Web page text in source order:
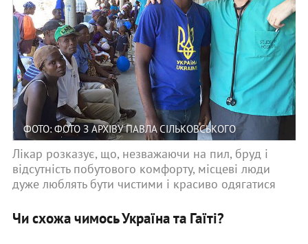
ФОТО: ФОТО З АРХІВУ ПАВЛА СІЛЬКОВСЬКОГО
Лікар розказує, що, незважаючи на пил, бруд і
відсутність побутового комфорту, місцеві люди
дуже люблять бути чистими і красиво одягатися
Чи схожа чимось Україна та Гаїті?